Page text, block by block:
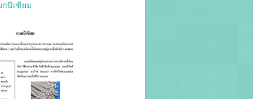
นีเซียม